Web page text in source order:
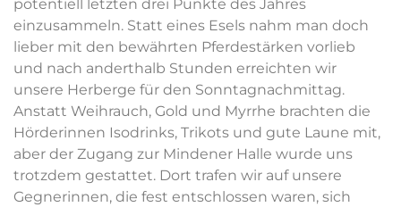
potentiell letzten drei Punkte des Jahres
einzusammeln. Statt eines Esels nahm man doch
lieber mit den bewährten Pferdestärken vorlieb
und nach anderthalb Stunden erreichten wir
unsere Herberge für den Sonntagnachmittag.
Anstatt Weihrauch, Gold und Myrrhe brachten die
Hörderinnen Isodrinks, Trikots und gute Laune mit,
aber der Zugang zur Mindener Halle wurde uns
trotzdem gestattet. Dort trafen wir auf unsere
Gegnerinnen, die fest entschlossen waren, sich